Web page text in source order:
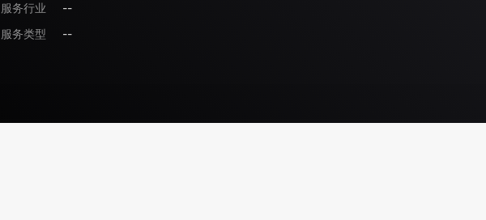
服务行业
--
服务类型
--